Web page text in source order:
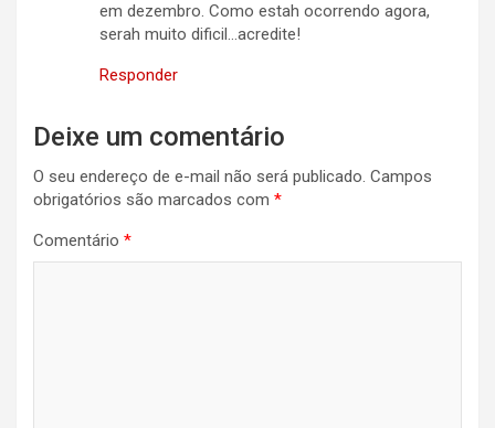
em dezembro. Como estah ocorrendo agora,
serah muito dificil…acredite!
Responder
Deixe um comentário
O seu endereço de e-mail não será publicado. Campos
obrigatórios são marcados com *
Comentário *